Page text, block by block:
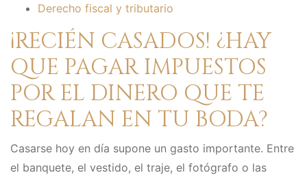
Derecho fiscal y tributario
¡RECIÉN CASADOS! ¿HAY
QUE PAGAR IMPUESTOS
POR EL DINERO QUE TE
REGALAN EN TU BODA?
Casarse hoy en día supone un gasto importante. Entre
el banquete, el vestido, el traje, el fotógrafo o las